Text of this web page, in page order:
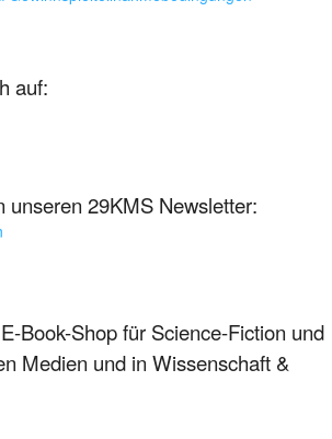
auf:
unseren 29KMS Newsletter:
Book-Shop für Science-Fiction und
Medien und in Wissenschaft &